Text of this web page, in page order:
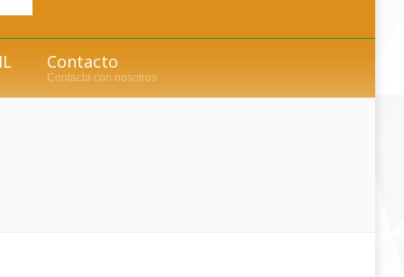
Contacto
Contacta con nosotros